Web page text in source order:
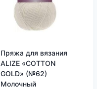
Пряжа для вязания
ALIZE «COTTON
GOLD» (№62)
Молочный